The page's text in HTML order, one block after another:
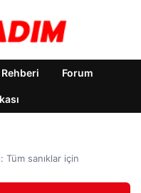
Forum
Tüm sanıklar için